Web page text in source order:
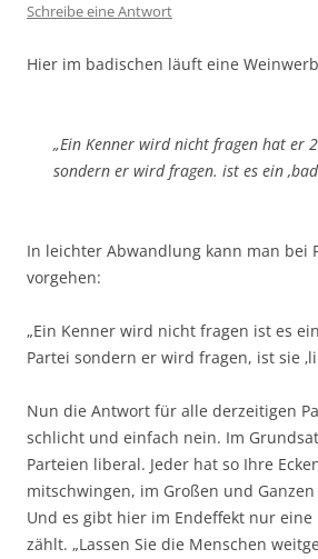
Schreibe eine Antwort
Hier im badischen läuft eine
„Ein Kenner wird nicht fragen hat er
sondern er wird fragen. ist es ein
In leichter Abwandlung kann man bei
vorgehen:
„Ein Kenner wird nicht fragen ist es
Partei sondern er wird fragen, ist sie
Nun die Antwort für alle derzeitigen
schlicht und einfach nein. Im
Parteien liberal. Jeder hat so Ihre
mitschwingen, im Großen und
Und es gibt hier im Endeffekt nur eine
zählt. „Lassen Sie die Menschen